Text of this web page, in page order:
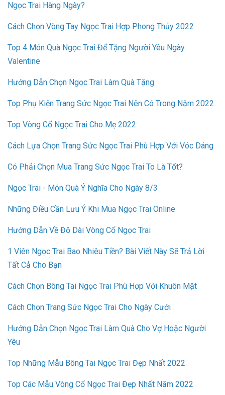
Ngọc Trai Hàng Ngày?
Cách Chọn Vòng Tay Ngọc Trai Hợp Phong Thủy 2022
Top 4 Món Quà Ngọc Trai Để Tặng Người Yêu Ngày
Valentine
Hướng Dẫn Chọn Ngọc Trai Làm Quà Tặng
Top Phụ Kiện Trang Sức Ngọc Trai Nên Có Trong Năm 2022
Top Vòng Cổ Ngọc Trai Cho Mẹ 2022
Cách Lựa Chọn Trang Sức Ngọc Trai Phù Hợp Với Vóc Dáng
Có Phải Chọn Mua Trang Sức Ngọc Trai To Là Tốt?
Ngọc Trai - Món Quà Ý Nghĩa Cho Ngày 8/3
Những Điều Cần Lưu Ý Khi Mua Ngọc Trai Online
Hướng Dẫn Về Độ Dài Vòng Cổ Ngọc Trai
1 Viên Ngọc Trai Bao Nhiêu Tiền? Bài Viết Này Sẽ Trả Lời
Tất Cả Cho Bạn
Cách Chọn Bông Tai Ngọc Trai Phù Hợp Với Khuôn Mặt
Cách Chọn Trang Sức Ngọc Trai Cho Ngày Cưới
Hướng Dẫn Chọn Ngọc Trai Làm Quà Cho Vợ Hoặc Người
Yêu
Top Những Mẫu Bông Tai Ngọc Trai Đẹp Nhất 2022
Top Các Mẫu Vòng Cổ Ngọc Trai Đẹp Nhất Năm 2022